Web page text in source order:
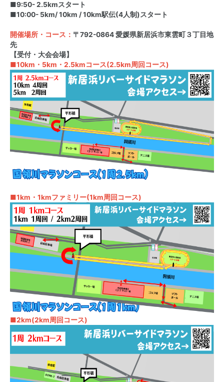
■9:50- 2.5kmスタート
■10:00- 5km/ 10km / 10km駅伝(4人制)スタート
開催場所・コース： 〒792-0864 愛媛県新居浜市東雲町３丁目地
先
【受付・大会会場】
■10km・5km・2.5kmコース(2.5km周回コース)
■1km・1kmファミリー(1km周回コース)
■2km(2km周回コース)